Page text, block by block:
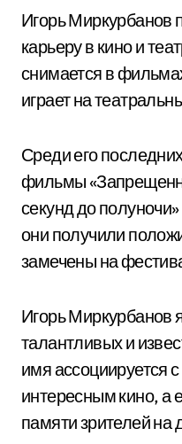
Игорь Миркурбанов
карьеру в кино и
снимается в
играет на
Среди его
фильмы
секунд до
они получили
замечены на
Игорь Миркурбанов
талантливых и
имя ассоциируется
интересным кино, а
памяти зрителей на